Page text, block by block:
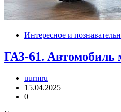
Интересное и
ГАЗ-61.
uurmru
15.04.2025
0